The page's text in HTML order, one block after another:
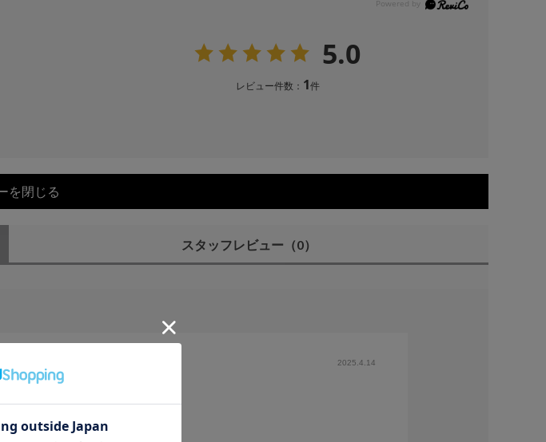
5.0
レビュー件数： 1件
を閉じる
スタッフレビュー （0）
2025.4.14